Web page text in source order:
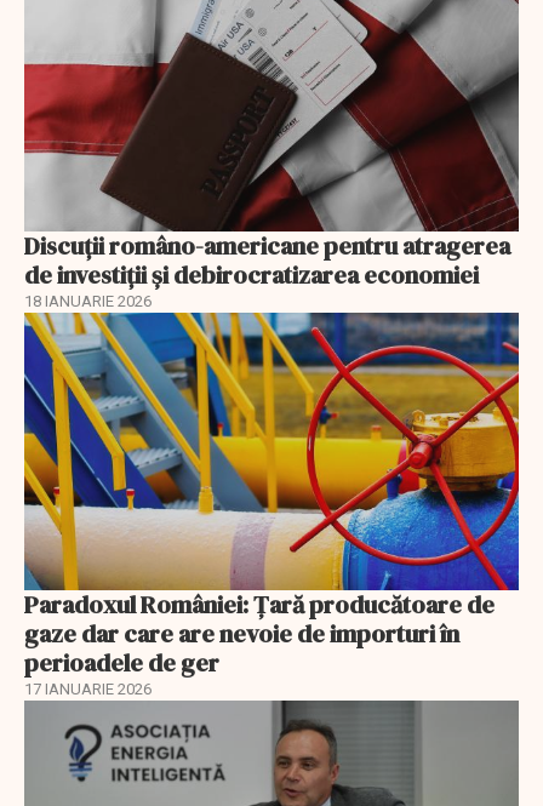
Discuţii româno-americane pentru atragerea
de investiţii şi debirocratizarea economiei
18 IANUARIE 2026
Paradoxul României: Ţară producătoare de
gaze dar care are nevoie de importuri în
perioadele de ger
17 IANUARIE 2026